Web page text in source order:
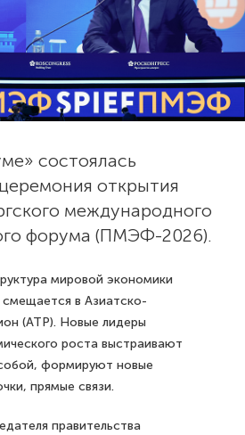
состоялась
открытия
международного
форума (ПМЭФ-2026).
мировой экономики
в Азиатско-
(АТР). Новые лидеры
роста выстраивают
формируют новые
прямые связи.
правительства